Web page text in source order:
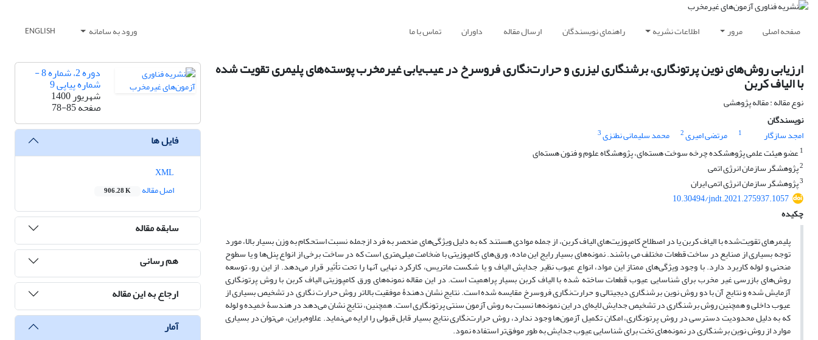
صفحه اصلی مرور اطلاعات نشریه راهنمای نویسندگان ارسال مقاله داوران تماس با ما ورود به سامانه ENGLISH
ارزیابی روش‌های نوین پرتونگاری، برشنگاری لیزری و حرارت‌نگاری فروسرخ در عیب‌یابی غیرمخرب پوسته‌های پلیمری تقویت شده
با الیاف کربن
نوع مقاله : مقاله پژوهشی
نویسندگان
امجد سازگار
1 مرتضی امیری2 محمد سلیمانی نطنزی3
1عضو هیئت علمی پژوهشکده چرخه سوخت هسته‌ای، پژوهشگاه علوم و فنون هسته‌ای
2پژوهشگر سازمان انرژی اتمی
3پژوهشگر سازمان انرژی اتمی ایران
10.30494/jndt.2021.275937.1057
چکیده
پلیمرهای تقویت‌شده با الیاف کربن یا در اصطلاح کامپوزیت‌های الیاف کربن، از جمله موادی هستند که به دلیل ویژگی‌های منحصر به فرد ازجمله نسبت استحکام به وزن بسیار بالا، مورد
توجه بسیاری از صنایع در ساخت قطعات مختلف می باشند. نمونه‌های بسیار رایج این ماده، ورق‌های کامپوزیتی با ضخامت میلی‌متری است که در ساخت برخی از انواع پنل‌ها و یا سطوح
منحنی و لوله کاربرد دارد. با وجود ویژگی‌های ممتاز این مواد، انواع عیوب نظیر جدایش الیاف و یا شکست ماتریس، کارکرد نهایی آنها را تحت تأثیر قرار می‌دهد. از این رو، توسعه
روش‌های بازرسی غیر مخرب برای شناسایی عیوب قطعات ساخته شده با الیاف کربن بسیار پراهمیت است. در این مقاله نمونه‌های ورق کامپوزیتی الیاف کربن با روش پرتونگاری
آزمایش شده و نتایج آن با دو روش نوین برشنگاری دیجیتالی و حرارت‌نگاری فروسرخ مقایسه شده است. نتایج نشان دهندۀ موفقیت بالاتر روش حرارت نگاری در تشخیص بسیاری از
عیوب داخلی و همچنین روش برشنگاری در تشخیص جدایش لایه‌ای در این نمونه‌ها نسبت به روش آزمون سنتی پرتونگاری است. همچنین، نتایج نشان می‌دهد در هندسۀ خمیده و لوله
که به دلیل محدودیت دسترسی در روش پرتونگاری، امکان تکمیل آزمون‌ها وجود ندارد، روش حرارت‌نگاری نتایج بسیار قابل قبولی را ارایه می‌نماید. علاوه‌براین، می‌توان در بسیاری
موارد از روش نوین برشنگاری در نمونه‌های تخت برای شناسایی عیوب جدایش به طور موفق‌تر استفاده نمود.
دوره 2، شماره 8 -
شماره پیاپی 9
شهریور 1400
صفحه78-85
فایل ها
اصل مقاله
906.28 K
سابقه مقاله
هم رسانی
ارجاع به این مقاله
آمار